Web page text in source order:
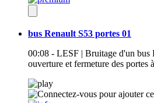
bus Renault S53 portes 01
00:08 - LESF | Bruitage d'un bus
ouverture et fermeture des